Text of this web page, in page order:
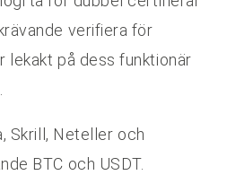
verifiera för
lekakt på dess funktionär
Skrill, Neteller och
BTC och USDT.